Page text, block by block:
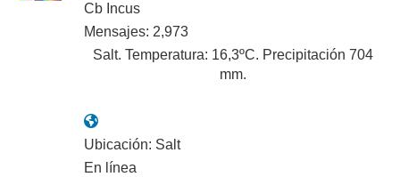
Cb Incus
Mensajes: 2,973
Salt. Temperatura: 16,3ºC. Precipitación 704
mm.
Ubicación: Salt
En línea